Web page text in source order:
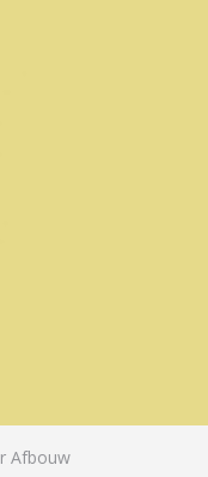
Afbouw